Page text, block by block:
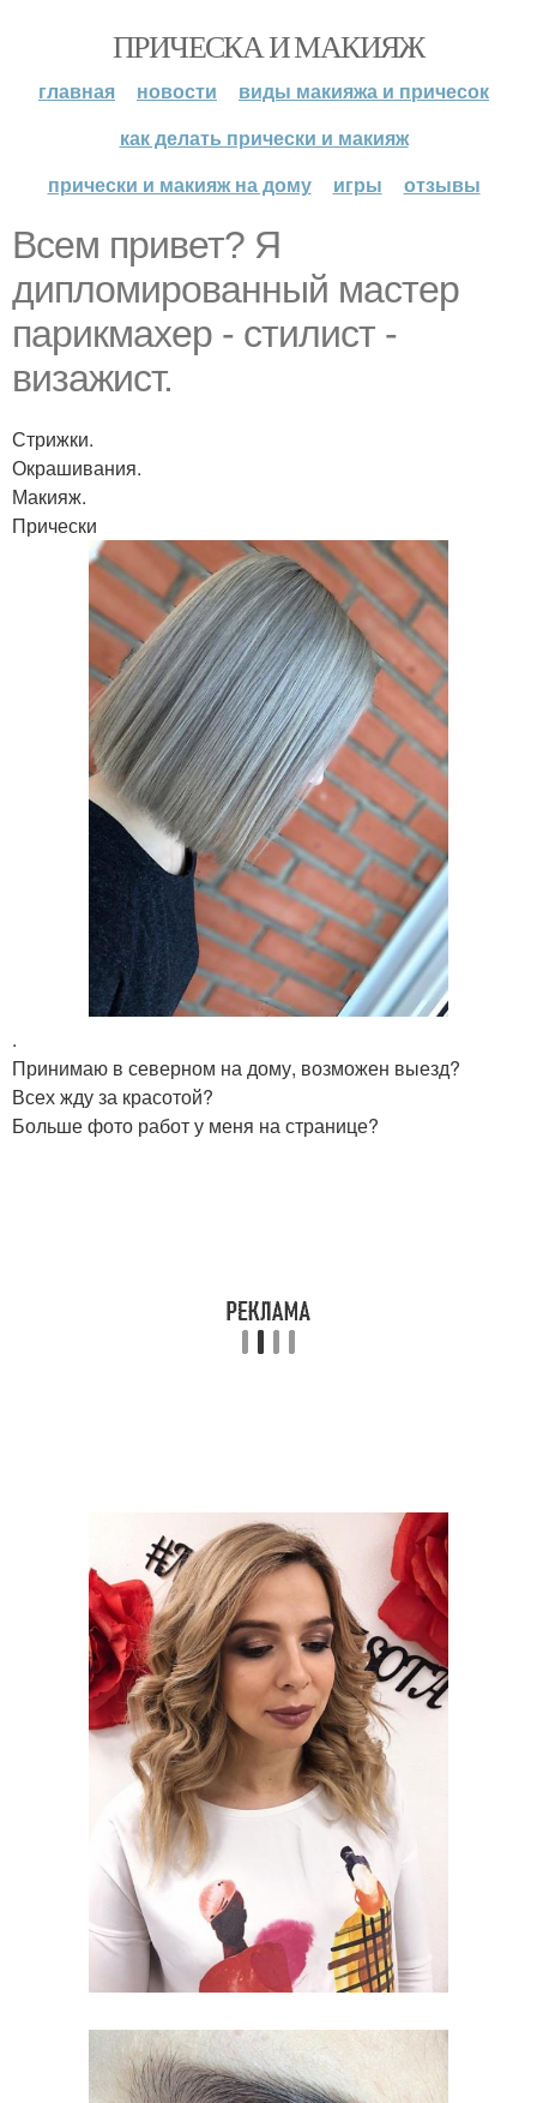
ПРИЧЕСКА И МАКИЯЖ
главная новости
виды макияжа и причесок
как делать прически и макияж
прически и макияж на дому
игры отзывы
Всем привет? Я
дипломированный мастер
парикмахер - стилист -
визажист.
Стрижки.
Окрашивания.
Макияж.
Прически
.
Принимаю в северном на дому, возможен выезд?
Всех жду за красотой?
Больше фото работ у меня на странице?